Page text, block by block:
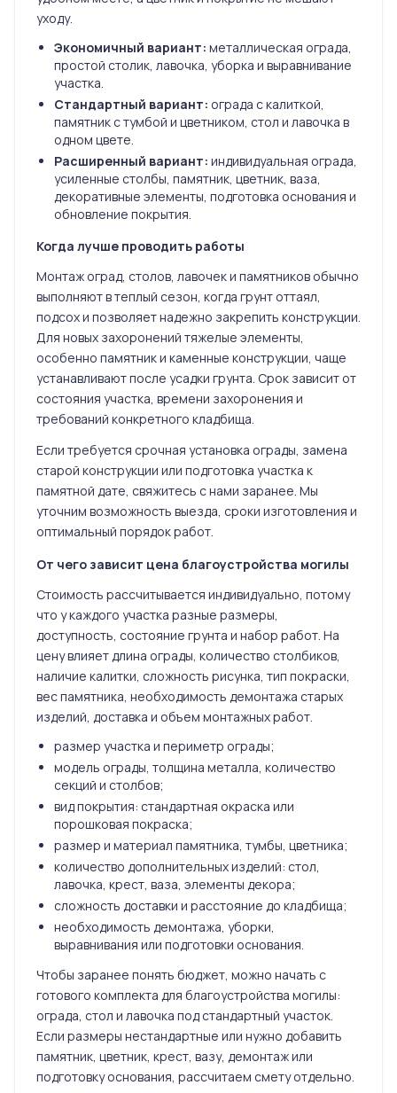
уходу.
Экономичный вариант: металлическая ограда,
простой столик, лавочка, уборка и выравнивание
участка.
Стандартный вариант: ограда с калиткой,
памятник с тумбой и цветником, стол и лавочка в
одном цвете.
Расширенный вариант: индивидуальная ограда,
усиленные столбы, памятник, цветник, ваза,
декоративные элементы, подготовка основания и
обновление покрытия.
Когда лучше проводить работы
Монтаж оград, столов, лавочек и памятников обычно
выполняют в теплый сезон, когда грунт оттаял,
подсох и позволяет надежно закрепить конструкции.
Для новых захоронений тяжелые элементы,
особенно памятник и каменные конструкции, чаще
устанавливают после усадки грунта. Срок зависит от
состояния участка, времени захоронения и
требований конкретного кладбища.
Если требуется срочная установка ограды, замена
старой конструкции или подготовка участка к
памятной дате, свяжитесь с нами заранее. Мы
уточним возможность выезда, сроки изготовления и
оптимальный порядок работ.
От чего зависит цена благоустройства могилы
Стоимость рассчитывается индивидуально, потому
что у каждого участка разные размеры,
доступность, состояние грунта и набор работ. На
цену влияет длина ограды, количество столбиков,
наличие калитки, сложность рисунка, тип покраски,
вес памятника, необходимость демонтажа старых
изделий, доставка и объем монтажных работ.
размер участка и периметр ограды;
модель ограды, толщина металла, количество
секций и столбов;
вид покрытия: стандартная окраска или
порошковая покраска;
размер и материал памятника, тумбы, цветника;
количество дополнительных изделий: стол,
лавочка, крест, ваза, элементы декора;
сложность доставки и расстояние до кладбища;
необходимость демонтажа, уборки,
выравнивания или подготовки основания.
Чтобы заранее понять бюджет, можно начать с
готового комплекта для благоустройства могилы:
ограда, стол и лавочка под стандартный участок.
Если размеры нестандартные или нужно добавить
памятник, цветник, крест, вазу, демонтаж или
подготовку основания, рассчитаем смету отдельно.